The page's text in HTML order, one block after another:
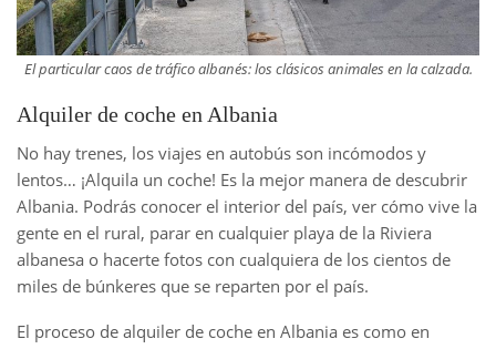
El particular caos de tráfico albanés: los clásicos animales en la calzada.
Alquiler de coche en Albania
No hay trenes, los viajes en autobús son incómodos y
lentos… ¡Alquila un coche! Es la mejor manera de descubrir
Albania. Podrás conocer el interior del país, ver cómo vive la
gente en el rural, parar en cualquier playa de la Riviera
albanesa o hacerte fotos con cualquiera de los cientos de
miles de búnkeres que se reparten por el país.
El proceso de alquiler de coche en Albania es como en